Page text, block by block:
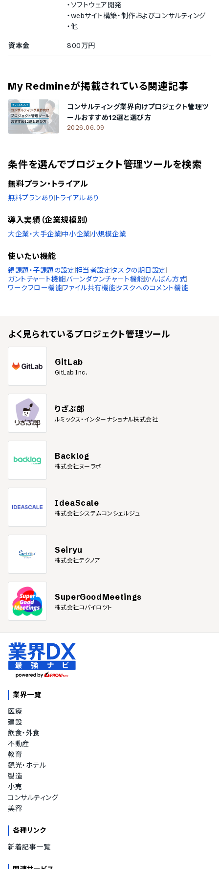
導入実績（企業規模不明）
従業員数の確認が取れなかった企業をご紹介しています。
システムアトリエ ブルーオメガ
バルネットワーク
・ソフトウェア開発
・webサイト構築・制作およびコンサルティング
・他
資本金 800万円
My Redmineが掲載されている関連記事
コンサルティング業界向けプロジェクト管理ツ
ールおすすめ12選と選び方
2026.06.09
条件を選んでプロジェクト管理ツールを検索
無料プラン・トライアル
無料プランあり トライアルあり
導入実績（企業規模別）
大企業・大手企業中小企業小規模企業
使いたい機能
親課題・子課題の設定担当者設定タスクの期日設定
ガントチャート機能バーンダウンチャート機能かんばん方式
ワークフロー機能ファイル共有機能タスクへのコメント機能
よく見られているプロジェクト管理ツール
GitLab
GitLab Inc.
りざぶ郎
ルミックス・インターナショナル株式会社
Backlog
株式会社ヌーラボ
IdeaScale
株式会社システムコンシェルジュ
Seiryu
株式会社テクノア
SuperGoodMeetings
株式会社コパイロツト
業界一覧
医療
建設
飲食・外食
不動産
教育
観光・ホテル
製造
小売
コンサルティング
美容
各種リンク
新着記事一覧